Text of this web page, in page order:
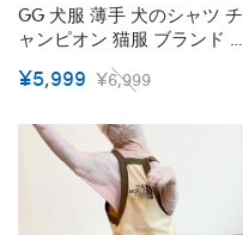
GG 犬服 薄手 犬のシャツ チ
ャンピオン 猫服 ブランド ペ
ットウェア 小型犬 シンプル
ハンサム ブリティッシュシ
ペルポロシャツ テディ チワ
ワ シュナウザー ダックス 猫
服 ドッグウェア 両足 春夏用
¥5,999 ¥6,999